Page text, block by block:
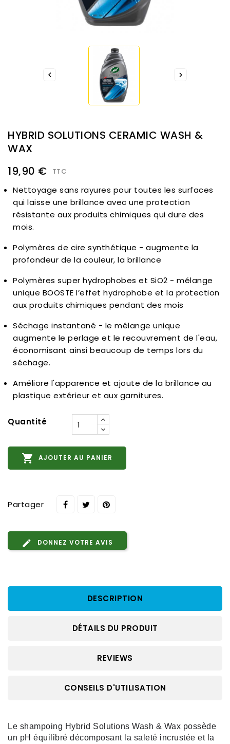
 
HYBRID SOLUTIONS CERAMIC WASH &
WAX
19,90 €
TTC
Nettoyage sans rayures pour toutes les surfaces
qui laisse une brillance avec une protection
résistante aux produits chimiques qui dure des
mois.
Polymères de cire synthétique - augmente la
profondeur de la couleur, la brillance
Polymères super hydrophobes et SiO2 - mélange
unique BOOSTE l’effet hydrophobe et la protection
aux produits chimiques pendant des mois
Séchage instantané - le mélange unique
augmente le perlage et le recouvrement de l'eau,
économisant ainsi beaucoup de temps lors du
séchage.
Améliore l'apparence et ajoute de la brillance au
plastique extérieur et aux garnitures.
Quantité
 AJOUTER AU PANIER
Partager
DONNEZ VOTRE AVIS
DESCRIPTION
DÉTAILS DU PRODUIT
REVIEWS
CONSEILS D'UTILISATION
Le shampoing Hybrid Solutions Wash & Wax possède
un pH équilibré décomposant la saleté incrustée et la